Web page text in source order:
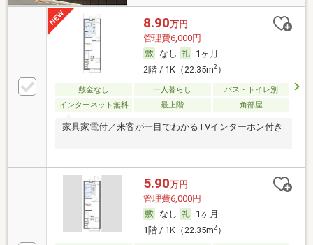
8.90万円
管理費6,000円
なし
1ヶ月
2階 / 1K（22.35m2）
敷金なし 一人暮らし
バス・トイレ別
インターネット無料
最上階 角部屋
家具家電付／来客が一目でわかるTVインターホン付き
5.90万円
管理費6,000円
なし
1ヶ月
1階 / 1K（22.35m2）